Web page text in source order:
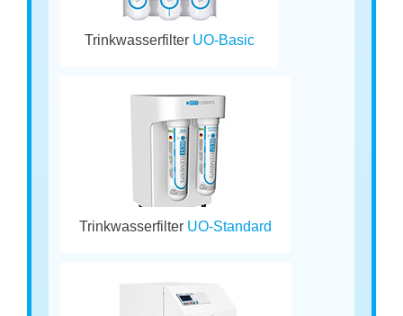
Trinkwasserfilter UO-Basic
Trinkwasserfilter UO-Standard